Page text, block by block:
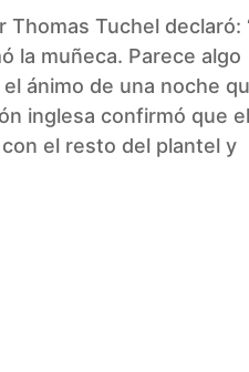
Tuchel declaró:
la muñeca. Parece algo
ánimo de una noche
inglesa confirmó que el
el resto del plantel y